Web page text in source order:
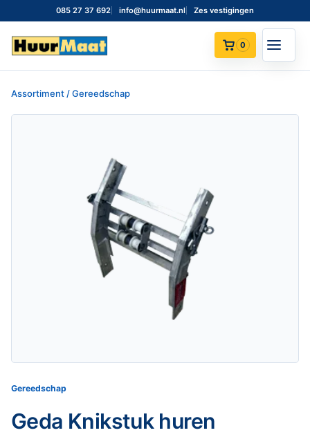
085 27 37 692 info@huurmaat.nl Zes vestigingen
0
Assortiment / Gereedschap
Gereedschap
Geda Knikstuk huren